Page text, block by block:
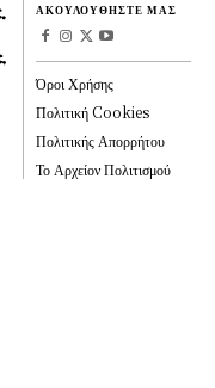
ΑΚΟΥΛΟΥΘΗΣΤΕ ΜΑΣ
Όροι Χρήσης
Πολιτική Cookies
Πολιτικής Απορρήτου
Το Αρχείον Πολιτισμού